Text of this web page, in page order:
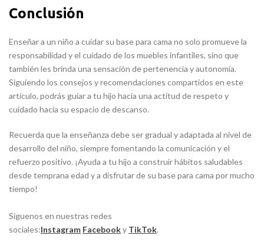
Conclusión
Enseñar a un niño a cuidar su base para cama no solo promueve la
responsabilidad y el cuidado de los muebles infantiles, sino que
también les brinda una sensación de pertenencia y autonomía.
Siguiendo los consejos y recomendaciones compartidos en este
artículo, podrás guiar a tu hijo hacia una actitud de respeto y
cuidado hacia su espacio de descanso.
Recuerda que la enseñanza debe ser gradual y adaptada al nivel de
desarrollo del niño, siempre fomentando la comunicación y el
refuerzo positivo. ¡Ayuda a tu hijo a construir hábitos saludables
desde temprana edad y a disfrutar de su base para cama por mucho
tiempo!
Síguenos en nuestras redes
sociales:Instagram Facebooky TikTok.